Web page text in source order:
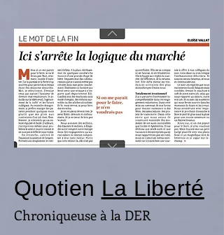
Quotien La Liberté
Chroniqueuse à la DER